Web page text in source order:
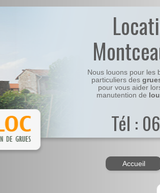
Nous louons pour les
particuliers des
pour vous aider
manutention de
Tél :
Accueil